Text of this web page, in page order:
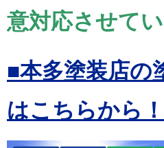
意対応させて
■本多塗装店の
はこちらから！